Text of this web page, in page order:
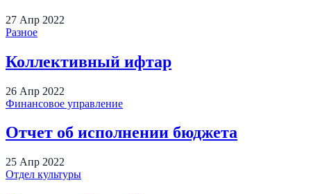
27 Апр 2022
Разное
Коллективный ифтар
26 Апр 2022
Финансовое управление
Отчет об исполнении бюджета
25 Апр 2022
Отдел культуры